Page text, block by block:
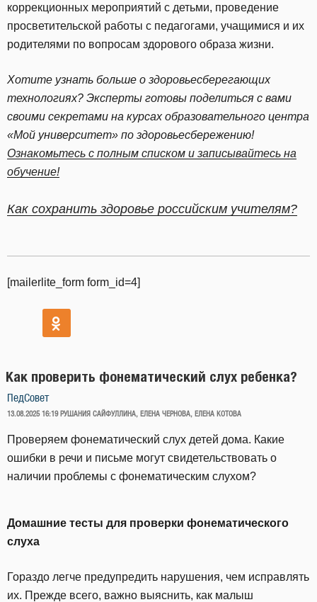
коррекционных мероприятий с детьми, проведение
просветительской работы с педагогами, учащимися и их
родителями по вопросам здорового образа жизни.
Хотите узнать больше о здоровьесберегающих
технологиях? Эксперты готовы поделиться с вами
своими секретами на курсах образовательного центра
«Мой университет» по здоровьесбережению!
Ознакомьтесь с полным списком и записывайтесь на
обучение!
Как сохранить здоровье российским учителям?
[mailerlite_form form_id=4]
Как проверить фонематический слух ребенка?
ПедСовет
ОПУБЛИКОВАНО
13.08.2025 16:19 РУШАНИЯ САЙФУЛЛИНА, ЕЛЕНА ЧЕРНОВА, ЕЛЕНА КОТОВА
Проверяем фонематический слух детей дома. Какие
ошибки в речи и письме могут свидетельствовать о
наличии проблемы с фонематическим слухом?
Домашние тесты для проверки фонематического
слуха
Гораздо легче предупредить нарушения, чем исправлять
их. Прежде всего, важно выяснить, как малыш